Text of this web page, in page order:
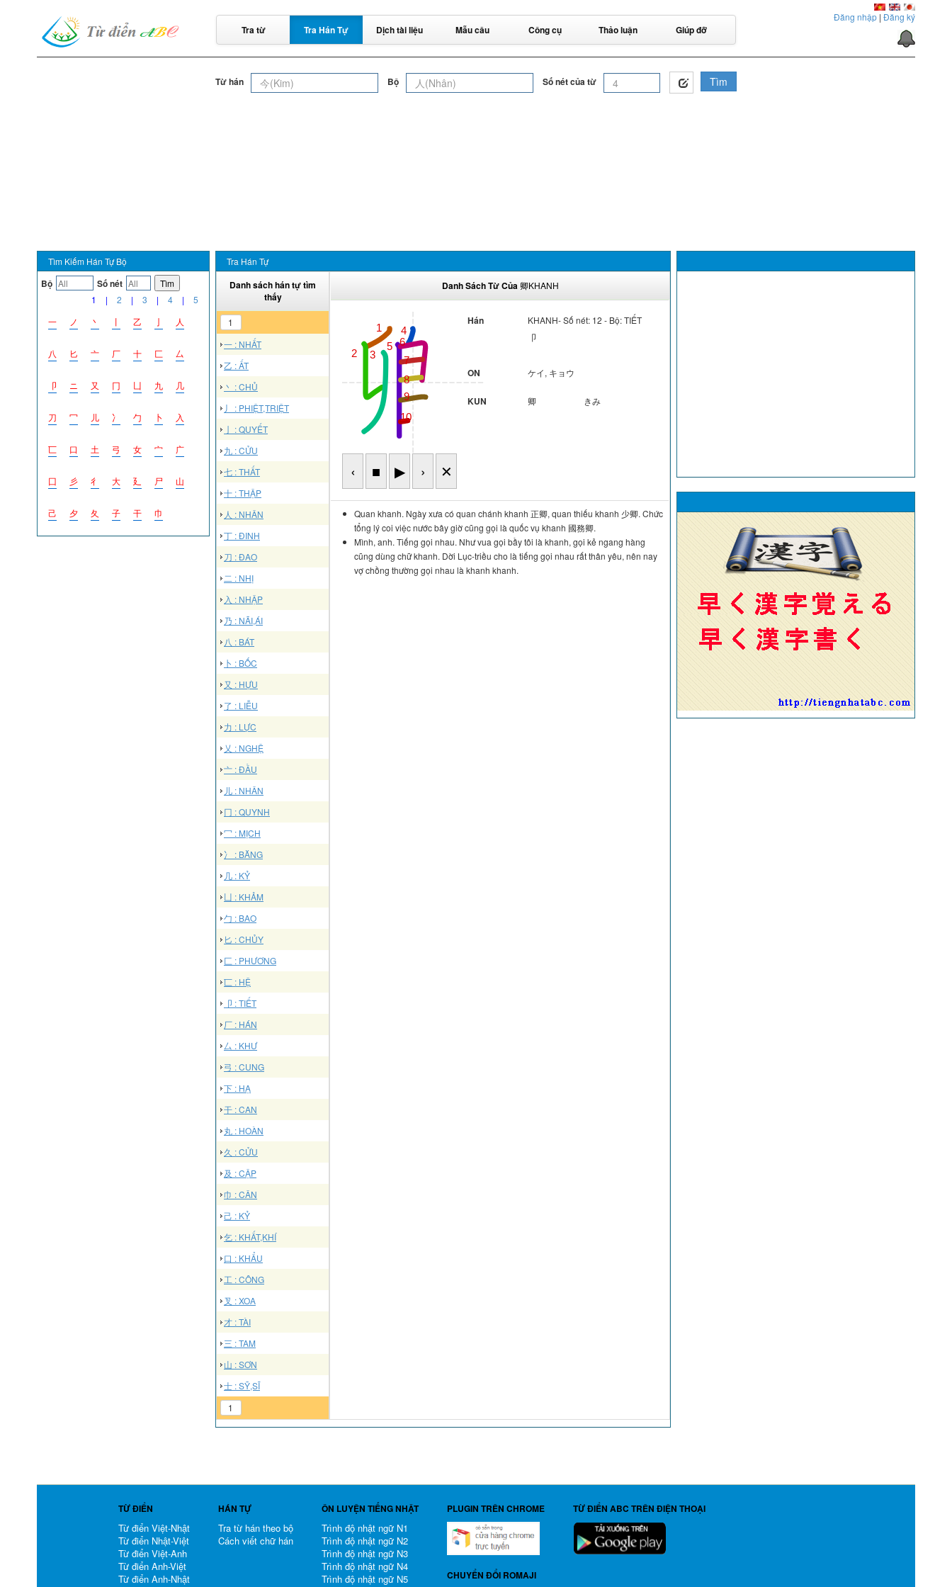
Tra từ Tra Hán Tự Dịch tài liệu Mẫu câu Công cụ Thảo luận Giúp đỡ
Đăng nhập | Đăng ký
Từ hán Bộ Số nét của từ Tìm
Tìm Kiếm Hán Tự Bộ
Bộ Số nét
Tìm
1
| 2 | 3 | 4 |
5
一
ノ 丶 丨 乙 亅 人
八 匕 亠 厂 十 匚 厶
卩 ニ 又 冂 凵 九 几
刀 冖 儿 冫 勹 卜 入
匸 口 土 弓 女 宀 广
囗 彡 彳 大 廴 尸 山
己 夕 夂 子 干 巾
Tra Hán Tự
Danh sách hán tự tìm
thấy
1
一 : NHẤT
乙 : ẤT
丶 : CHỦ
丿 : PHIỆT,TRIỆT
亅 : QUYẾT
九 : CỬU
七 : THẤT
十 : THẬP
人 : NHÂN
丁 : ĐINH
刀 : ĐAO
二 : NHỊ
入 : NHẬP
乃 : NÃI,ÁI
八 : BÁT
卜 : BỐC
又 : HỰU
了 : LIỄU
力 : LỰC
乂 : NGHỆ
亠 : ĐẦU
儿 : NHÂN
冂 : QUYNH
冖 : MỊCH
冫 : BĂNG
几 : KỶ
凵 : KHẢM
勹 : BAO
匕 : CHỦY
匚 : PHƯƠNG
匸 : HỆ
卩 : TIẾT
厂 : HÁN
厶 : KHƯ
弓 : CUNG
下 : HẠ
干 : CAN
丸 : HOÀN
久 : CỬU
及 : CẬP
巾 : CÂN
己 : KỶ
乞 : KHẤT,KHÍ
口 : KHẨU
工 : CÔNG
叉 : XOA
才 : TÀI
三 : TAM
山 : SƠN
士 : SỸ,SĨ
1
Danh Sách Từ Của 卿KHANH
1
2 3
4
5
6
7
8
9
10
‹ ■ ▶ › ✕
Hán
KHANH- Số nét: 12 - Bộ: TIẾT
卩
ON ケイ, キョウ
KUN 卿 きみ
Quan khanh. Ngày xưa có quan chánh khanh 正卿, quan thiếu khanh 少卿. Chức
tổng lý coi việc nước bây giờ cũng gọi là quốc vụ khanh 國務卿.
Mình, anh. Tiếng gọi nhau. Như vua gọi bầy tôi là khanh, gọi kẻ ngang hàng
cũng dùng chữ khanh. Dời Lục-triều cho là tiếng gọi nhau rất thân yêu, nên nay
vợ chồng thường gọi nhau là khanh khanh.
TỪ ĐIỂN
Từ điển Việt-Nhật
Từ điển Nhật-Việt
Từ điển Việt-Anh
Từ điển Anh-Việt
Từ điển Anh-Nhật
HÁN TỰ
Tra từ hán theo bộ
Cách viết chữ hán
ÔN LUYỆN TIẾNG NHẬT
Trình độ nhật ngữ N1
Trình độ nhật ngữ N2
Trình độ nhật ngữ N3
Trình độ nhật ngữ N4
Trình độ nhật ngữ N5
PLUGIN TRÊN CHROME TỪ ĐIỂN ABC TRÊN ĐIỆN THOẠI
CHUYỂN ĐỔI ROMAJI